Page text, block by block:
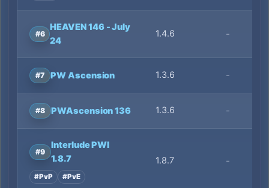
#6
HEAVEN 146 - July
24
1.4.6 -
#7 PW Ascension 1.3.6 -
#8 PWAscension 136 1.3.6 -
#9
Interlude PWI
1.8.7
#PvP #PvE
1.8.7 -